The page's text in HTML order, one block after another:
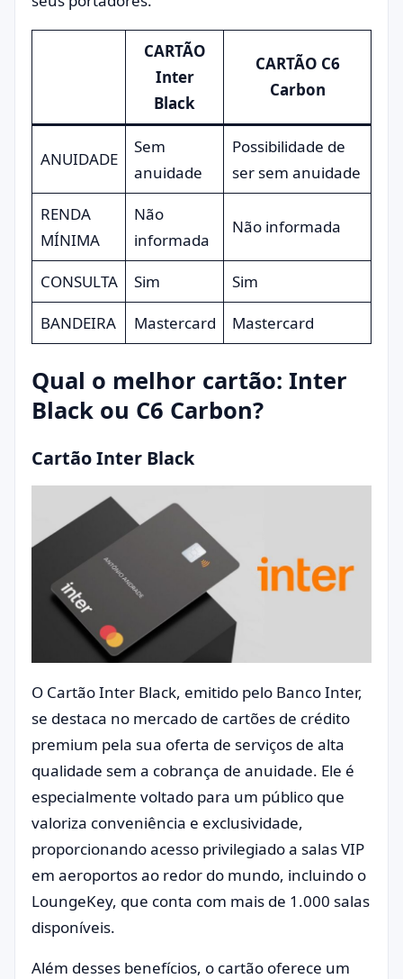
CARTÃO
Inter
Black
CARTÃO C6
Carbon
ANUIDADE
Sem
anuidade
Possibilidade de
ser sem anuidade
RENDA
MÍNIMA
Não
informada
Não informada
CONSULTA Sim
Sim
BANDEIRA
Mastercard Mastercard
Qual o melhor cartão: Inter
Black ou C6 Carbon?
Cartão Inter Black
O Cartão Inter Black, emitido pelo Banco Inter,
se destaca no mercado de cartões de crédito
premium pela sua oferta de serviços de alta
qualidade sem a cobrança de anuidade. Ele é
especialmente voltado para um público que
valoriza conveniência e exclusividade,
proporcionando acesso privilegiado a salas VIP
em aeroportos ao redor do mundo, incluindo o
LoungeKey, que conta com mais de 1.000 salas
disponíveis.
Além desses benefícios, o cartão oferece um